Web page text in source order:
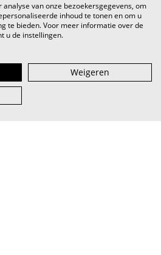
van onze bezoekersgegevens, om
inhoud te tonen en om u
te bieden. Voor meer informatie over de
u de instellingen.
Weigeren